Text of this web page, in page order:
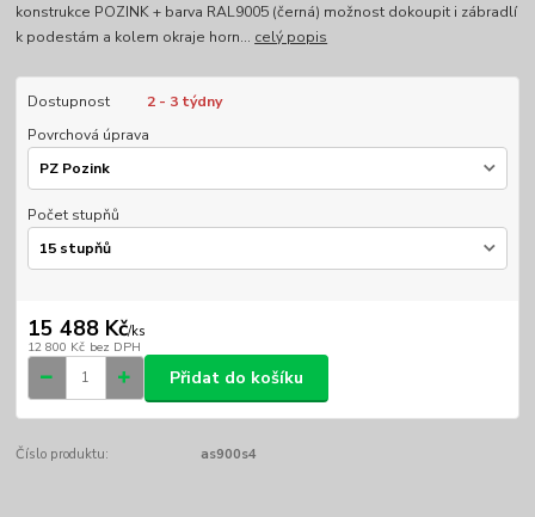
konstrukce POZINK + barva RAL9005 (černá) možnost dokoupit i zábradlí
k podestám a kolem okraje horn... celý popis
Dostupnost
2 - 3 týdny
Povrchová úprava
Počet stupňů
15 488 Kč/ks
12 800 Kč bez DPH
Přidat do košíku
Číslo produktu: as900s4